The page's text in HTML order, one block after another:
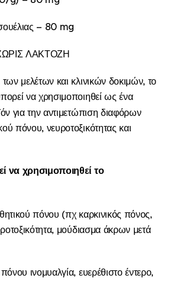
– 80 mg
ΛΑΚΤΟΖΗ
μελέτων και κλινικών δοκιμών, το
να χρησιμοποιηθεί ως ένα
για την αντιμετώπιση διαφόρων
πόνου, νευροτοξικότητας και
να χρησιμοποιηθεί το
πόνου (πχ καρκινικός πόνος,
μούδιασμα άκρων μετά
ινομυαλγία, ευερέθιστο έντερο,